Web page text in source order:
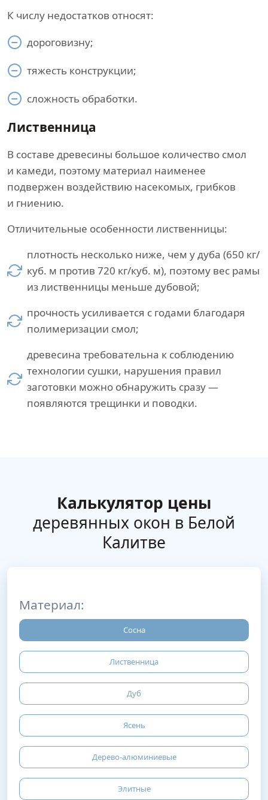
К числу недостатков относят:
дороговизну;
тяжесть конструкции;
сложность обработки.
Лиственница
В составе древесины большое количество смол
и камеди, поэтому материал наименее
подвержен воздействию насекомых, грибков
и гниению.
Отличительные особенности лиственницы:
плотность несколько ниже, чем у дуба (650 кг/
куб. м против 720 кг/куб. м), поэтому вес рамы
из лиственницы меньше дубовой;
прочность усиливается с годами благодаря
полимеризации смол;
древесина требовательна к соблюдению
технологии сушки, нарушения правил
заготовки можно обнаружить сразу —
появляются трещинки и поводки.
Калькулятор цены
деревянных окон в Белой
Калитве
Материал:
Сосна
Лиственница
Дуб
Ясень
Дерево-алюминиевые
Элитные